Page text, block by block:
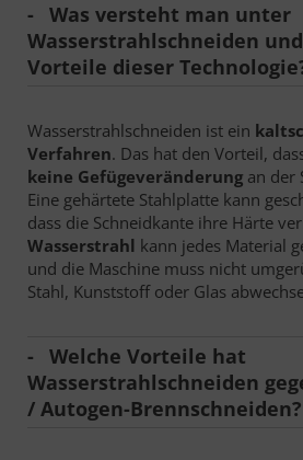
Was versteht man unter
Wasserstrahlschneiden
Vorteile dieser
Wasserstrahlschneiden ist ein
Verfahren. Das hat den Vorteil,
keine Gefügeveränderung an der
Eine gehärtete Stahlplatte kann
dass die Schneidkante ihre Härte
Wasserstrahl kann jedes Material
und die Maschine muss nicht
Stahl, Kunststoff oder Glas
Welche Vorteile hat
Wasserstrahlschneiden
/ Autogen-Brennschneiden?